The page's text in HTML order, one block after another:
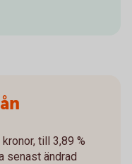
till 3,89 %
senast ändrad